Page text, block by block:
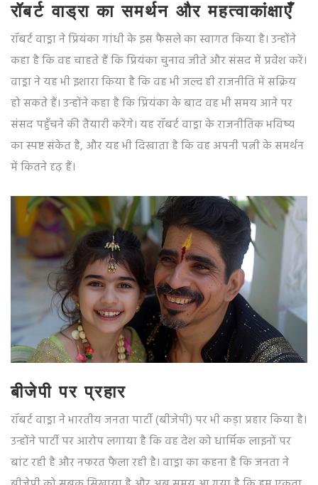
रॉबर्ट वाड्रा का समर्थन और महत्वाकांक्षाएँ
रॉबर्ट वाड्रा ने प्रियंका गांधी के इस फैसले का स्वागत किया है। उन्होंने
कहा है कि वह चाहते हैं कि प्रियंका चुनाव जीते और संसद में प्रवेश करें।
वाड्रा ने यह भी इशारा किया है कि वह भी जल्द ही राजनीति में सक्रिय
हो सकते हैं। उन्होंने कहा है कि प्रियंका के बाद वह भी समय आने पर
संसद पहुँचने की तैयारी करेंगे। यह रॉबर्ट वाड्रा के राजनीतिक भविष्य
का स्पष्ट संकेत है, और यह भी दिखाता है कि वह अपनी पत्नी के समर्थन
में कितने दृढ़ हैं।
बीजेपी पर प्रहार
रॉबर्ट वाड्रा ने भारतीय जनता पार्टी (बीजेपी) पर भी कड़ा प्रहार किया है।
उन्होंने पार्टी पर आरोप लगाया है कि वह देश को धार्मिक लाइनों पर
बांट रही है और नफरत फैला रही है। वाड्रा का कहना है कि जनता ने